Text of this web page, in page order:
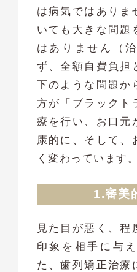
は病気ではありま
いても大きな問題
はありません（
ず、全額自費負担
下のような問題か
方が「ブラックト
療を行い、お口元
康的に、そして、
く変わっています。
1.審美
見た目が悪く、程
印象を相手に与
た、歯列矯正治療